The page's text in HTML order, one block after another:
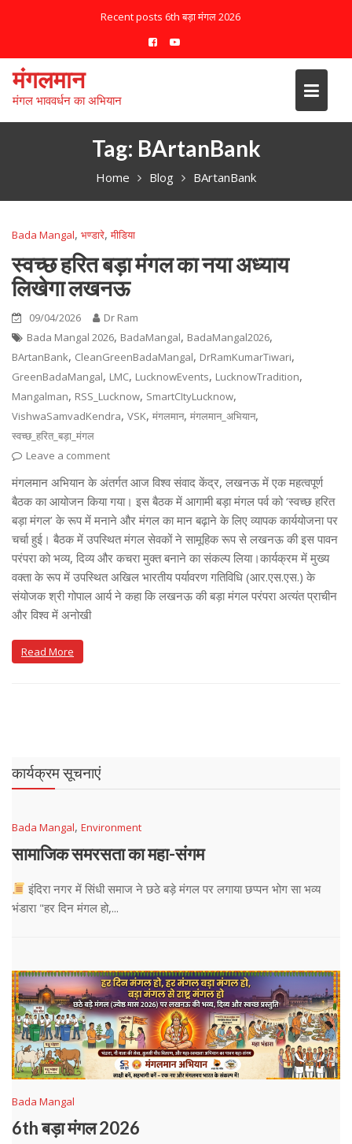
c
e
Recent posts 6th बड़ा मंगल 2026
मंगलमान
मंगल भाववर्धन का अभियान
Tag: BArtanBank
Home Blog BArtanBank
Bada Mangal, भण्डारे,मीडिया
स्वच्छ हरित बड़ा मंगल का नया अध्याय
लिखेगा लखनऊ
09/04/2026
Dr Ram
Bada Mangal 2026, BadaMangal, BadaMangal2026,
BArtanBank, CleanGreenBadaMangal, DrRamKumarTiwari,
GreenBadaMangal, LMC, LucknowEvents, LucknowTradition,
Mangalman, RSS_Lucknow, SmartCItyLucknow,
VishwaSamvadKendra, VSK, मंगलमान, मंगलमान_अभियान,
स्वच्छ_हरित_बड़ा_मंगल
Leave a comment
मंगलमान अभियान के अंतर्गत आज विश्व संवाद केंद्र, लखनऊ में एक महत्वपूर्ण
बैठक का आयोजन किया गया। इस बैठक में आगामी बड़ा मंगल पर्व को ‘स्वच्छ हरित
बड़ा मंगल’ के रूप में मनाने और मंगल का मान बढ़ाने के लिए व्यापक कार्ययोजना पर
चर्चा हुई। बैठक में उपस्थित मंगल सेवकों ने सामूहिक रूप से लखनऊ की इस पावन
परंपरा को भव्य, दिव्य और कचरा मुक्त बनाने का संकल्प लिया।कार्यक्रम में मुख्य
वक्ता के रूप में उपस्थित अखिल भारतीय पर्यावरण गतिविधि (आर.एस.एस.) के
संयोजक श्री गोपाल आर्य ने कहा कि लखनऊ की बड़ा मंगल परंपरा अत्यंत प्राचीन
और विश्व में अनोखी
Read More
कार्यक्रम सूचनाएं
Bada Mangal, Environment
सामाजिक समरसता का महा-संगम
इंदिरा नगर में सिंधी समाज ने छठे बड़े मंगल पर लगाया छप्पन भोग सा भव्य
भंडारा "हर दिन मंगल हो,...
Bada Mangal
6th बड़ा मंगल 2026